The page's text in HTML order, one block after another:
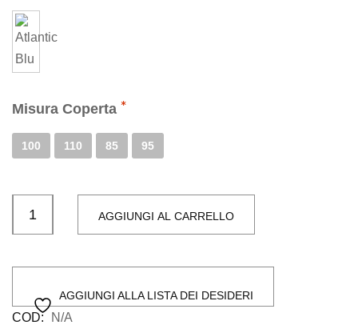
Misura Coperta
100 110 85 95
AGGIUNGI AL CARRELLO
AGGIUNGI ALLA LISTA DEI DESIDERI
COD: N/A